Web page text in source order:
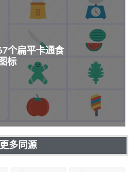
个扁平卡通食
标
多同源